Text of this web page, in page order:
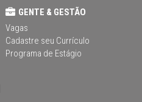
GENTE & GESTÃO
Vagas
Cadastre seu Currículo
Programa de Estágio